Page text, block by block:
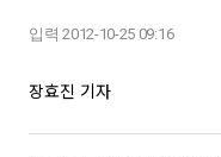
입력 2012-10-25 09:16
장효진 기자